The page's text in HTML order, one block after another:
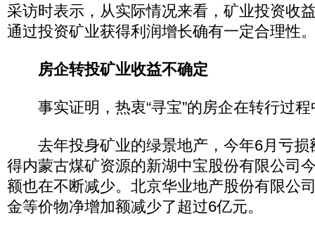
采访时表示，从实际情况来看，矿业投资收
通过投资矿业获得利润增长确有一定合理性
房企转投矿业收益不确定
事实证明，热衷“寻宝”的房企在转行过程
去年投身矿业的绿景地产，今年6月亏损
得内蒙古煤矿资源的新湖中宝股份有限公司
额也在不断减少。北京华业地产股份有限公
金等价物净增加额减少了超过6亿元。